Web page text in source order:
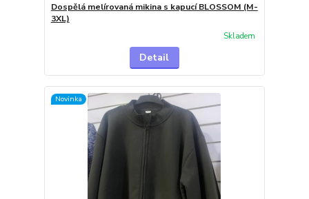
Dospělá melírovaná mikina s kapucí BLOSSOM (M-
3XL)
Skladem
Detail
Novinka